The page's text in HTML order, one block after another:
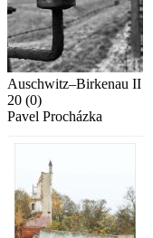
Auschwitz–Birkenau II
20 (0)
Pavel Procházka